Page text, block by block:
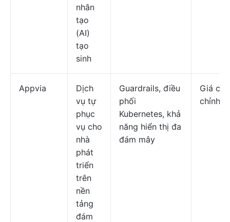
nhân
tạo
(AI)
tạo
sinh
Appvia
Dịch
vụ tự
phục
vụ cho
nhà
phát
triển
trên
nền
tảng
đám
Guardrails, điều
phối
Kubernetes, khả
năng hiển thị đa
đám mây
Giá cả
chỉnh